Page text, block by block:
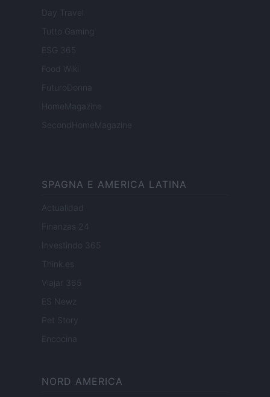
Day Travel
Tutto Gaming
ESG 365
Food Wiki
FuturoDonna
HomeMagazine
SecondHomeMagazine
SPAGNA E AMERICA LATINA
Actualidad
Finanzas 24
Investindo 365
Think.es
Viajar 365
ES Newz
Pet Story
Encocina
NORD AMERICA